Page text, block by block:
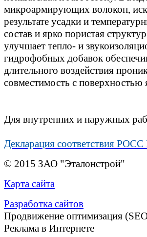
микроармирующих волокон,
результате усадки и
состав и ярко пористая
улучшает тепло- и
гидрофобных добавок
длительного воздействия
совместимость с поверхностью
Для внутренних и наружных
Декларация соответствия
© 2015 ЗАО "Эталонстрой"
Карта сайта
Разработка сайтов
Продвижение оптимизация
Реклама в Интернете